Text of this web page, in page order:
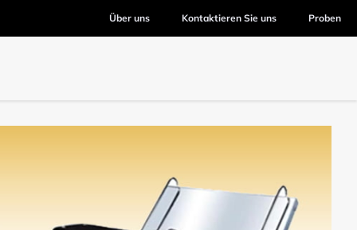
Über uns Kontaktieren Sie uns Proben